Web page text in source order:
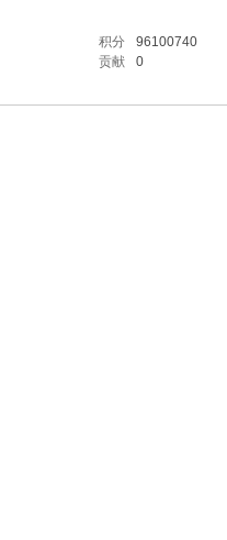
积分
96100740
贡献 0